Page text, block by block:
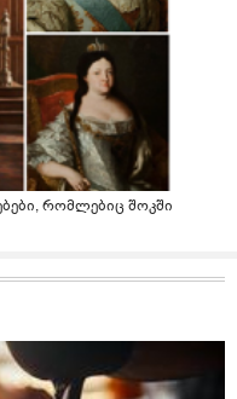
რომლებიც შოკში